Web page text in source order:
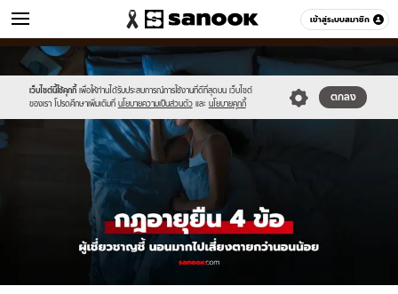
เข้าสู่ระบบสมาชิก
ข่าว หมวดอื่นๆ
เว็บไซต์นี้ใช้คุกกี้ เพื่อให้ท่านได้รับประสบการณ์การใช้งานที่ดีที่สุดบน เว็บไซต์
ของเรา โปรดศึกษาเพิ่มเติมที่ นโยบายความเป็นส่วนตัว และ นโยบายคุกกี้
ตกลง
Sanook
//s.isanook.com/sr/0/images/logo-
new-
sanook.png
600
60
//s.isanook.com/ns/0/ud/1958/9793078/new-
thumbnail1200x720-
2025-.jpg